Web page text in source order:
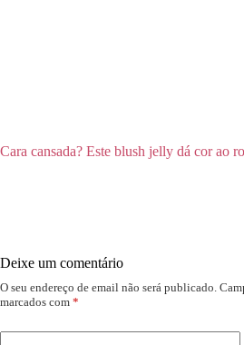
Cara cansada? Este blush jelly dá cor ao
Deixe um comentário
O seu endereço de email não será publicado.
marcados com *